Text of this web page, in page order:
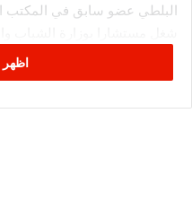
البلطي عضو سابق في المكتب
اظهر